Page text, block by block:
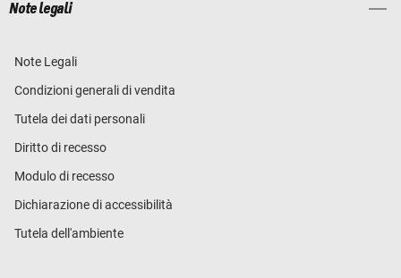
Note legali
Note Legali
Condizioni generali di vendita
Tutela dei dati personali
Diritto di recesso
Modulo di recesso
Dichiarazione di accessibilità
Tutela dell'ambiente